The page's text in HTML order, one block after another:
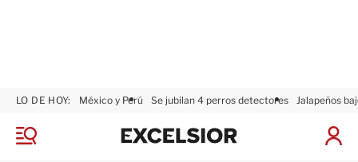
M
LO DE HOY: México y Perú Se jubilan 4 perros detectores Jalapeños
I
x